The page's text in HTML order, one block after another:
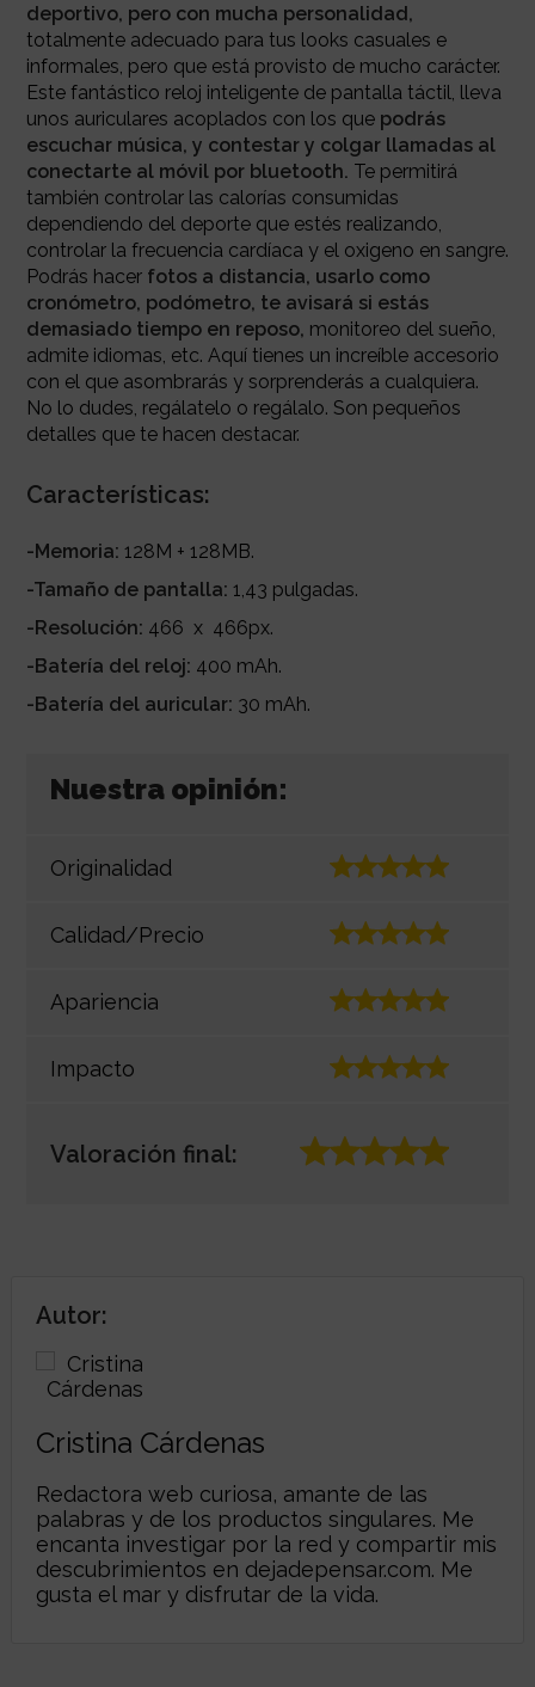
deportivo, pero con mucha personalidad,
totalmente adecuado para tus looks casuales e
informales, pero que está provisto de mucho carácter.
Este fantástico reloj inteligente de pantalla táctil, lleva
unos auriculares acoplados con los que podrás
escuchar música, y contestar y colgar llamadas al
conectarte al móvil por bluetooth. Te permitirá
también controlar las calorías consumidas
dependiendo del deporte que estés realizando,
controlar la frecuencia cardíaca y el oxigeno en sangre.
Podrás hacer fotos a distancia, usarlo como
cronómetro, podómetro, te avisará si estás
demasiado tiempo en reposo, monitoreo del sueño,
admite idiomas, etc. Aquí tienes un increíble accesorio
con el que asombrarás y sorprenderás a cualquiera.
No lo dudes, regálatelo o regálalo. Son pequeños
detalles que te hacen destacar.
Características:
-Memoria: 128M + 128MB.
-Tamaño de pantalla: 1,43 pulgadas.
-Resolución: 466 x 466px.
-Batería del reloj: 400 mAh.
-Batería del auricular: 30 mAh.
Nuestra opinión:
Originalidad
Calidad/Precio
Apariencia
Impacto
Valoración final:
Autor:
Cristina Cárdenas
Redactora web curiosa, amante de las
palabras y de los productos singulares. Me
encanta investigar por la red y compartir mis
descubrimientos en dejadepensar.com. Me
gusta el mar y disfrutar de la vida.